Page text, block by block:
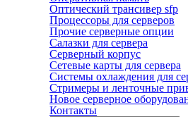
Оптический трансивер sfp
Процессоры для серверов
Прочие серверные опции
Салазки для сервера
Серверный корпус
Сетевые карты для сервера
Системы охлаждения для
Стримеры и ленточные
Новое серверное
Контакты